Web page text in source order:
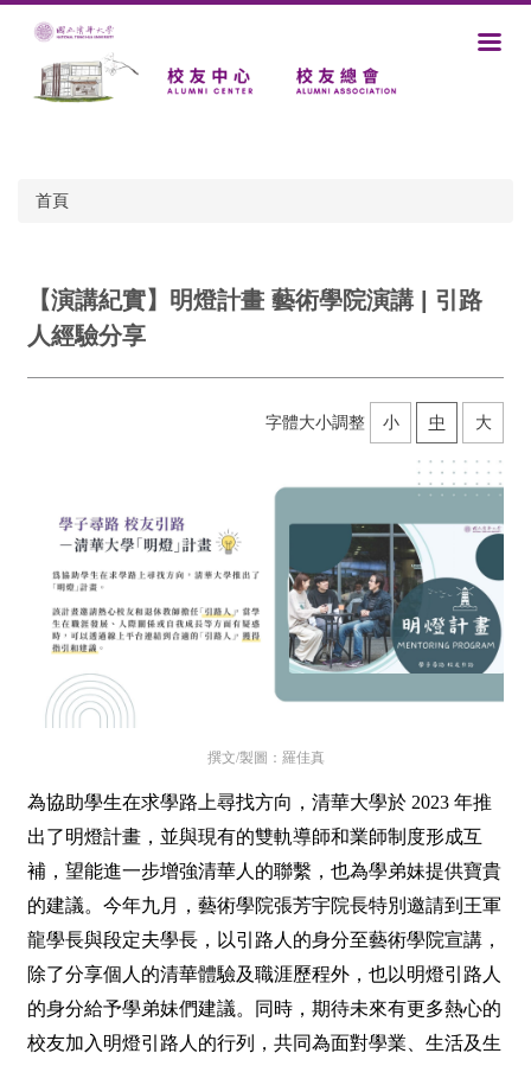
首頁
【演講紀實】明燈計畫 藝術學院演講 | 引路
人經驗分享
字體大小調整 小 中 大
撰文/製圖：羅佳真
為協助學生在求學路上尋找方向，清華大學於 2023 年推
出了明燈計畫，並與現有的雙軌導師和業師制度形成互
補，望能進一步增強清華人的聯繫，也為學弟妹提供寶貴
的建議。今年九月，藝術學院張芳宇院長特別邀請到王軍
龍學長與段定夫學長，以引路人的身分至藝術學院宣講，
除了分享個人的清華體驗及職涯歷程外，也以明燈引路人
的身分給予學弟妹們建議。同時， 期待未來有更多熱心的
校友加入明燈引路人的行列，共同為面對學業、生活及生